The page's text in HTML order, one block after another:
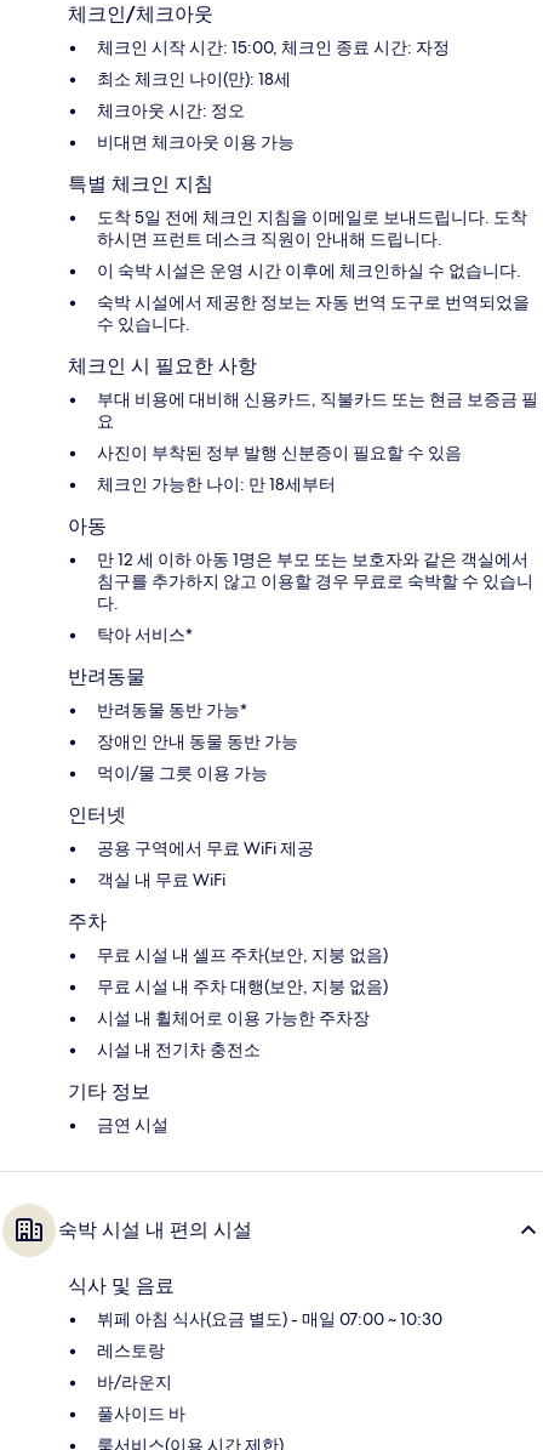
체크인/체크아웃
체크인 시작 시간: 15:00, 체크인 종료 시간: 자정
최소 체크인 나이(만): 18세
체크아웃 시간: 정오
비대면 체크아웃 이용 가능
특별 체크인 지침
도착 5일 전에 체크인 지침을 이메일로 보내드립니다. 도착
하시면 프런트 데스크 직원이 안내해 드립니다.
이 숙박 시설은 운영 시간 이후에 체크인하실 수 없습니다.
숙박 시설에서 제공한 정보는 자동 번역 도구로 번역되었을
수 있습니다.
체크인 시 필요한 사항
부대 비용에 대비해 신용카드, 직불카드 또는 현금 보증금 필
요
사진이 부착된 정부 발행 신분증이 필요할 수 있음
체크인 가능한 나이: 만 18세부터
아동
만 12 세 이하 아동 1명은 부모 또는 보호자와 같은 객실에서
침구를 추가하지 않고 이용할 경우 무료로 숙박할 수 있습니
다.
탁아 서비스*
반려동물
반려동물 동반 가능*
장애인 안내 동물 동반 가능
먹이/물 그릇 이용 가능
인터넷
공용 구역에서 무료 WiFi 제공
객실 내 무료 WiFi
주차
무료 시설 내 셀프 주차(보안, 지붕 없음)
무료 시설 내 주차 대행(보안, 지붕 없음)
시설 내 휠체어로 이용 가능한 주차장
시설 내 전기차 충전소
기타 정보
금연 시설
숙박 시설 내 편의 시설
식사 및 음료
뷔페 아침 식사(요금 별도) - 매일 07:00 ~ 10:30
레스토랑
바/라운지
풀사이드 바
룸서비스(이용 시간 제한)